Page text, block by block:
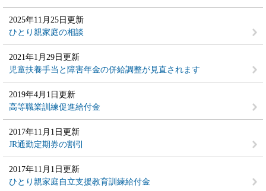
2025年11月25日更新
ひとり親家庭の相談
2021年1月29日更新
児童扶養手当と障害年金の併給調整が見直されます
2019年4月1日更新
高等職業訓練促進給付金
2017年11月1日更新
JR通勤定期券の割引
2017年11月1日更新
ひとり親家庭自立支援教育訓練給付金